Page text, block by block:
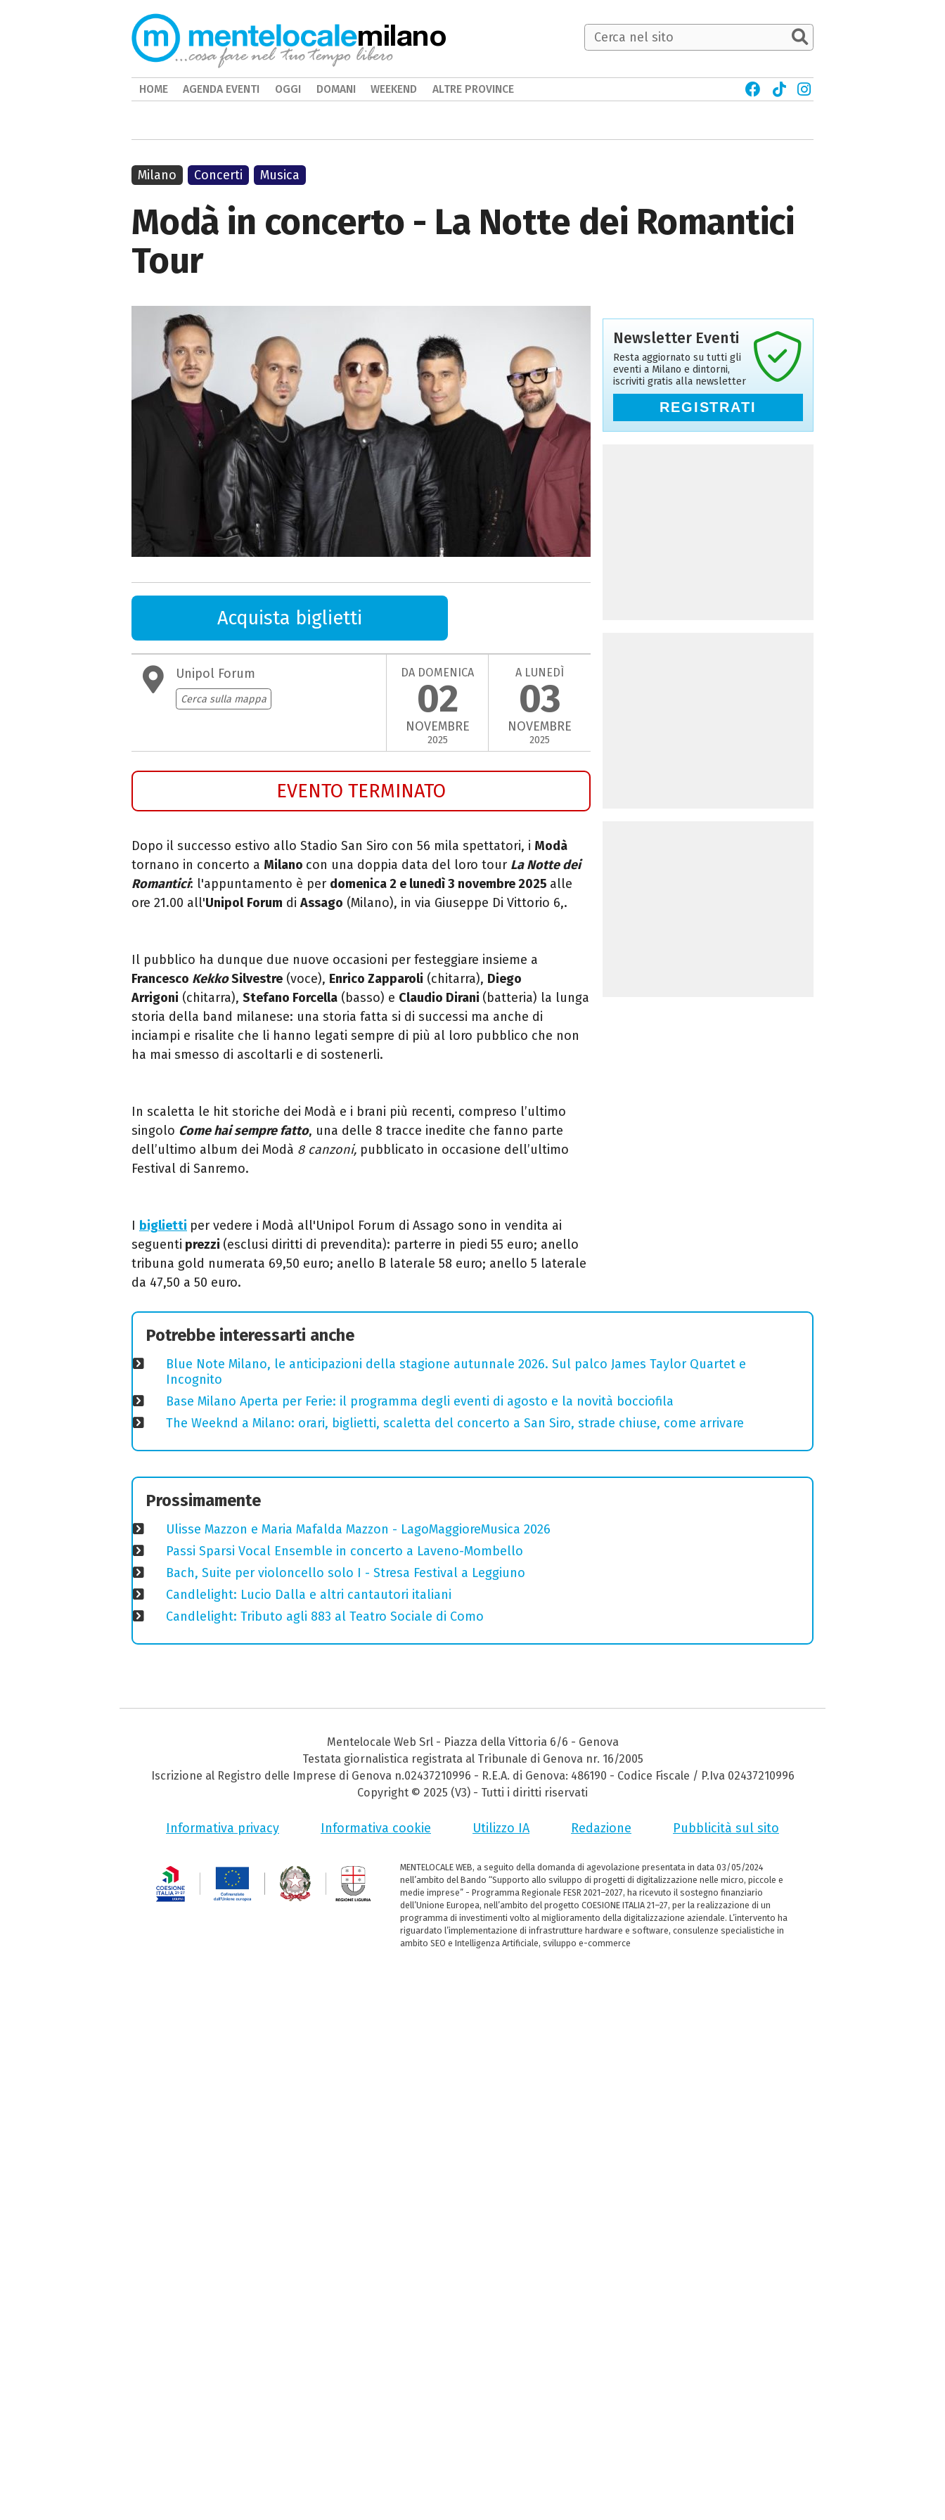
Modà in concerto - La Notte dei Romantici
Tour
Acquista biglietti
Unipol Forum
Cerca sulla mappa
DA DOMENICA
02
NOVEMBRE
2025
A LUNEDÌ
03
NOVEMBRE
2025
EVENTO TERMINATO
Dopo il successo estivo allo Stadio San Siro con 56 mila spettatori, i Modà
tornano in concerto a Milano con una doppia data del loro tour La Notte dei
Romantici: l'appuntamento è per domenica 2 e lunedì 3 novembre 2025 alle
ore 21.00 all'Unipol Forum di Assago (Milano), in via Giuseppe Di Vittorio 6,.
Il pubblico ha dunque due nuove occasioni per festeggiare insieme a
Francesco KekkoSilvestre (voce), Enrico Zapparoli (chitarra), Diego
Arrigoni (chitarra), Stefano Forcella (basso) e Claudio Dirani (batteria) la lunga
storia della band milanese: una storia fatta si di successi ma anche di
inciampi e risalite che li hanno legati sempre di più al loro pubblico che non
ha mai smesso di ascoltarli e di sostenerli.
In scaletta le hit storiche dei Modà e i brani più recenti, compreso l’ultimo
singolo Come hai sempre fatto, una delle 8 tracce inedite che fanno parte
dell’ultimo album dei Modà 8 canzoni, pubblicato in occasione dell’ultimo
Festival di Sanremo.
I biglietti per vedere i Modà all'Unipol Forum di Assago sono in vendita ai
seguenti prezzi (esclusi diritti di prevendita): parterre in piedi 55 euro; anello
tribuna gold numerata 69,50 euro; anello B laterale 58 euro; anello 5 laterale
da 47,50 a 50 euro.
Milano Concerti Musica
Newsletter Eventi
Resta aggiornato su tutti gli
eventi a Milano e dintorni,
iscriviti gratis alla newsletter
REGISTRATI
Potrebbe interessarti anche
Blue Note Milano, le anticipazioni della stagione autunnale 2026. Sul palco James Taylor Quartet e
Incognito
Base Milano Aperta per Ferie: il programma degli eventi di agosto e la novità bocciofila
The Weeknd a Milano: orari, biglietti, scaletta del concerto a San Siro, strade chiuse, come arrivare
Prossimamente
Ulisse Mazzon e Maria Mafalda Mazzon - LagoMaggioreMusica 2026
Passi Sparsi Vocal Ensemble in concerto a Laveno-Mombello
Bach, Suite per violoncello solo I - Stresa Festival a Leggiuno
Candlelight: Lucio Dalla e altri cantautori italiani
Candlelight: Tributo agli 883 al Teatro Sociale di Como
milano
HOME AGENDA EVENTI OGGI DOMANI WEEKEND ALTRE PROVINCE
Mentelocale Web Srl - Piazza della Vittoria 6/6 - Genova
Testata giornalistica registrata al Tribunale di Genova nr. 16/2005
Iscrizione al Registro delle Imprese di Genova n.02437210996 - R.E.A. di Genova: 486190 - Codice Fiscale / P.Iva 02437210996
Copyright © 2025 (V3) - Tutti i diritti riservati
Informativa privacy Informativa cookie Utilizzo IA Redazione Pubblicità sul sito
MENTELOCALE WEB, a seguito della domanda di agevolazione presentata in data 03/05/2024
nell’ambito del Bando “Supporto allo sviluppo di progetti di digitalizzazione nelle micro, piccole e
medie imprese” - Programma Regionale FESR 2021–2027, ha ricevuto il sostegno finanziario
dell’Unione Europea, nell’ambito del progetto COESIONE ITALIA 21–27, per la realizzazione di un
programma di investimenti volto al miglioramento della digitalizzazione aziendale. L’intervento ha
riguardato l’implementazione di infrastrutture hardware e software, consulenze specialistiche in
ambito SEO e Intelligenza Artificiale, sviluppo e-commerce